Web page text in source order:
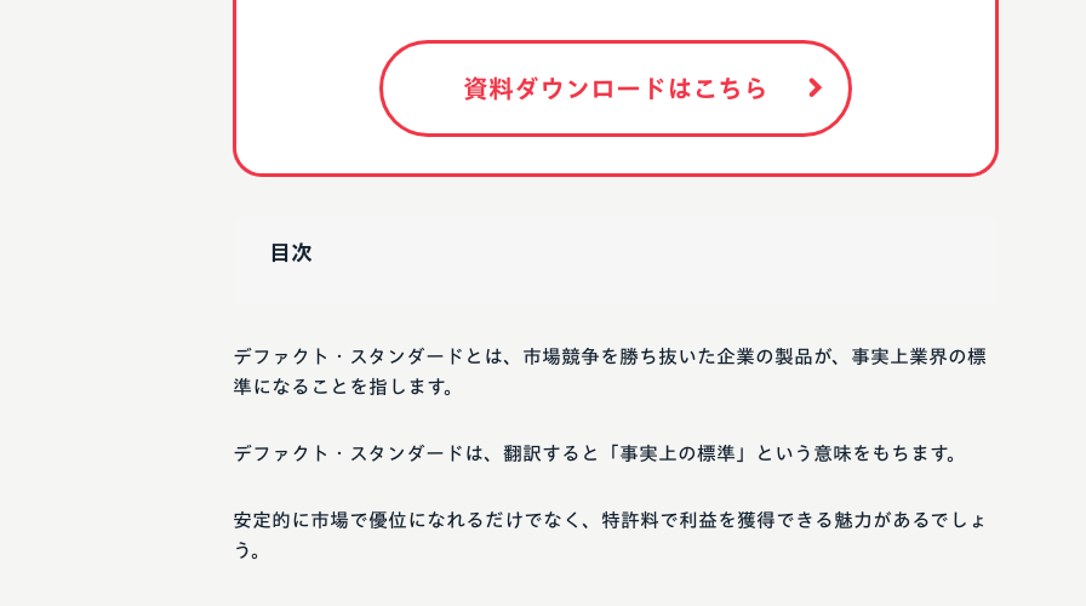
資料ダウンロードはこちら
目次
デファクト・スタンダードとは、市場競争を勝ち抜いた企業の製品が、事実上業界の標
準になることを指します。
デファクト・スタンダードは、翻訳すると「事実上の標準」という意味をもちます。
安定的に市場で優位になれるだけでなく、特許料で利益を獲得できる魅力があるでしょ
う。